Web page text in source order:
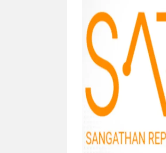
मुख्यमंत्री हेमन्त सोरेन को
JPSC आंदोलन: सरकार-
खराब साइकिलों पर बवाल:
जेपीएससी-जेएसएससी(JPSC)
JPSC-JSSC आंदोलन: